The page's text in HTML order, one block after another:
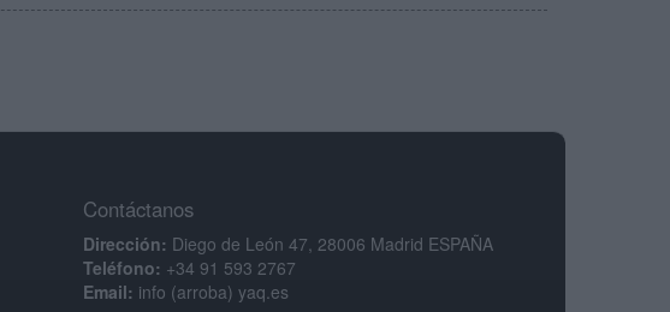
Contáctanos
Dirección: Diego de León 47, 28006 Madrid ESPAÑA
Teléfono: +34 91 593 2767
Email: info (arroba) yaq.es